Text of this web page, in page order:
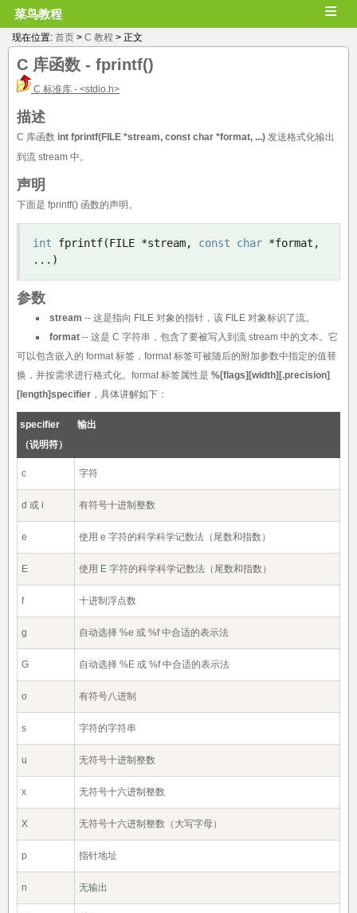
菜鸟教程 ≡
现在位置: 首页 > C 教程 > 正文
C 库函数 - fprintf()
C 标准库 - <stdio.h>
描述
C 库函数 int fprintf(FILE *stream, const char *format, ...) 发送格式化输出
到流 stream 中。
声明
下面是 fprintf() 函数的声明。
int fprintf(FILE *stream, const char *format ,
...)
参数
stream -- 这是指向 FILE 对象的指针，该 FILE 对象标识了流。
format -- 这是 C 字符串，包含了要被写入到流 stream 中的文本。它
可以包含嵌入的 format 标签，format 标签可被随后的附加参数中指定的值替
换，并按需求进行格式化。format 标签属性是 %[flags][width][.precision]
[length]specifier ，具体讲解如下：
specifier
（说明符）
输出
c 字符
d 或 i 有符号十进制整数
e 使用 e 字符的科学科学记数法（尾数和指数）
E 使用 E 字符的科学科学记数法（尾数和指数）
f 十进制浮点数
g 自动选择 %e 或 %f 中合适的表示法
G 自动选择 %E 或 %f 中合适的表示法
o 有符号八进制
s 字符的字符串
u 无符号十进制整数
x 无符号十六进制整数
X 无符号十六进制整数（大写字母）
p 指针地址
n 无输出